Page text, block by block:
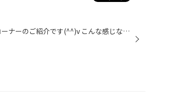
こんにちは♪♪ 当店、お客様ウエィティングコーナーのご紹介です(^^)v こんな感じなんですが！結構、この椅子の座り心地がＧＯＯＤなんですよ(^^)v 正面にはテレビがあり、雑誌、コミック本等も御座いますので、フリードリンクコーナーで コーヒー＆紅茶＆お茶でも飲みながら作業終了までくつろいで...